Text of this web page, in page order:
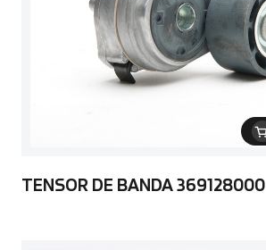
TENSOR DE BANDA 369128000